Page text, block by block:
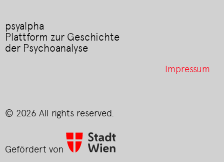
psyalpha
Plattform zur Geschichte
der Psychoanalyse
Impressum
© 2026 All rights reserved.
Gefördert von